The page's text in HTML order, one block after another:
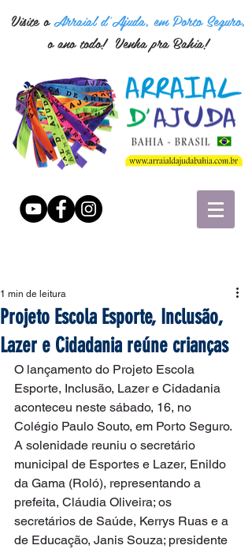
Visite oArraial d'Ajuda, em Porto Seguro,
o ano todo! Venha pra Bahia!
Projeto Escola Esporte, Inclusão,
Lazer e Cidadania reúne crianças
1 min de leitura
O lançamento do Projeto Escola
Esporte, Inclusão, Lazer e Cidadania
aconteceu neste sábado, 16, no
Colégio Paulo Souto, em Porto Seguro.
A solenidade reuniu o secretário
municipal de Esportes e Lazer, Enildo
da Gama (Roló), representando a
prefeita, Cláudia Oliveira; os
secretários de Saúde, Kerrys Ruas e a
de Educação, Janis Souza; presidente